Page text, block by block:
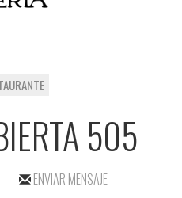
505
ENVIAR MENSAJE